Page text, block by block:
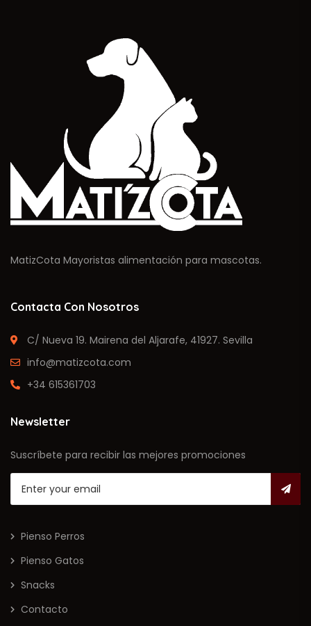
MatizCota Mayoristas alimentación para mascotas.
Contacta Con Nosotros
C/ Nueva 19. Mairena del Aljarafe, 41927. Sevilla
info@matizcota.com
+34 615361703
Newsletter
Suscríbete para recibir las mejores promociones
Pienso Perros
Pienso Gatos
Snacks
Contacto